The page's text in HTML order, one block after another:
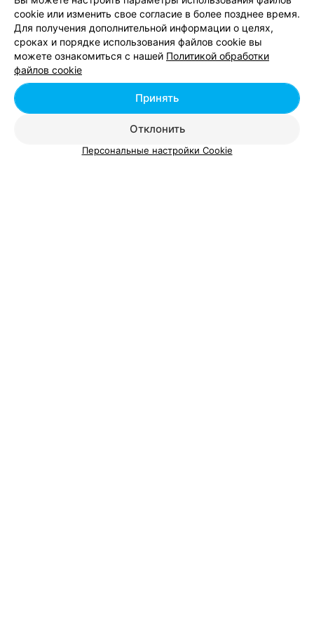
ИНФИНИТИ ТРАВЕЛ
Минск, ул. Кирова, 8 с 08:30
Отзыв. Благодарю менеджера Татьяну за
качественную работу и профессионализм. Учла все
наши пожелания и подобрала самый лучший отель.
Наш отдых был невероятный. Большое вам спасибо)
Отзывы7
Показать ещё 25
cookie или изменить свое согласие в более позднее время.
Для получения дополнительной информации о целях,
сроках и порядке использования файлов cookie вы
можете ознакомиться с нашей Политикой обработки
файлов cookie
Отклонить
Принять
Персональные настройки Cookie